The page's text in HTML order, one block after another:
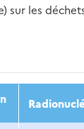
sur les
2020